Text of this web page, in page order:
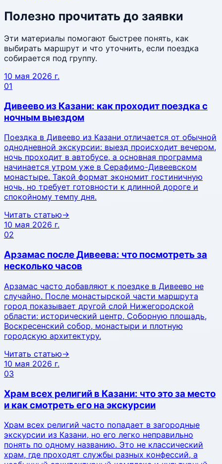
Полезно прочитать до заявки
Эти материалы помогают быстрее понять, как
выбирать маршрут и что уточнить, если поездка
собирается под группу.
10 мая 2026 г.
01
Дивеево из Казани: как проходит поездка с
ночным выездом
Поездка в Дивеево из Казани отличается от обычной
однодневной экскурсии: выезд происходит вечером,
ночь проходит в автобусе, а основная программа
начинается утром уже в Серафимо-Дивеевском
монастыре. Такой формат экономит гостиничную
ночь, но требует готовности к длинной дороге и
спокойному темпу дня.
Читать статью→
10 мая 2026 г.
02
Арзамас после Дивеева: что посмотреть за
несколько часов
Арзамас часто добавляют к поездке в Дивеево не
случайно. После монастырской части маршрута
город показывает другой слой Нижегородской
области: исторический центр, Соборную площадь,
Воскресенский собор, монастыри и плотную
городскую архитектуру.
Читать статью→
10 мая 2026 г.
03
Храм всех религий в Казани: что это за место
и как смотреть его на экскурсии
Храм всех религий часто попадает в загородные
экскурсии из Казани, но его легко неправильно
понять по одному названию. Это не классический
храм, где проходят службы разных конфессий, а